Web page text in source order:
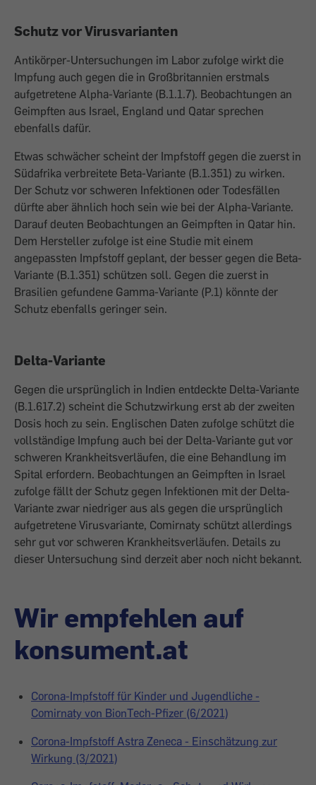
Schutz vor Virusvarianten
Antikörper-Untersuchungen im Labor zufolge wirkt die
Impfung auch gegen die in Großbritannien erstmals
aufgetretene Alpha-Variante (B.1.1.7). Beobachtungen an
Geimpften aus Israel, England und Qatar sprechen
ebenfalls dafür.
Etwas schwächer scheint der Impfstoff gegen die zuerst in
Südafrika verbreitete Beta-Variante (B.1.351) zu wirken.
Der Schutz vor schweren Infektionen oder Todesfällen
dürfte aber ähnlich hoch sein wie bei der Alpha-Variante.
Darauf deuten Beobachtungen an Geimpften in Qatar hin.
Dem Hersteller zufolge ist eine Studie mit einem
angepassten Impfstoff geplant, der besser gegen die Beta-
Variante (B.1.351) schützen soll. Gegen die zuerst in
Brasilien gefundene Gamma-Variante (P.1) könnte der
Schutz ebenfalls geringer sein.
Delta-Variante
Gegen die ursprünglich in Indien entdeckte Delta-Variante
(B.1.617.2) scheint die Schutzwirkung erst ab der zweiten
Dosis hoch zu sein. Englischen Daten zufolge schützt die
vollständige Impfung auch bei der Delta-Variante gut vor
schweren Krankheitsverläufen, die eine Behandlung im
Spital erfordern. Beobachtungen an Geimpften in Israel
zufolge fällt der Schutz gegen Infektionen mit der Delta-
Variante zwar niedriger aus als gegen die ursprünglich
aufgetretene Virusvariante, Comirnaty schützt allerdings
sehr gut vor schweren Krankheitsverläufen. Details zu
dieser Untersuchung sind derzeit aber noch nicht bekannt.
Wir empfehlen auf
konsument.at
Corona-Impfstoff für Kinder und Jugendliche -
Comirnaty von BionTech-Pfizer (6/2021)
Corona-Impfstoff Astra Zeneca - Einschätzung zur
Wirkung (3/2021)